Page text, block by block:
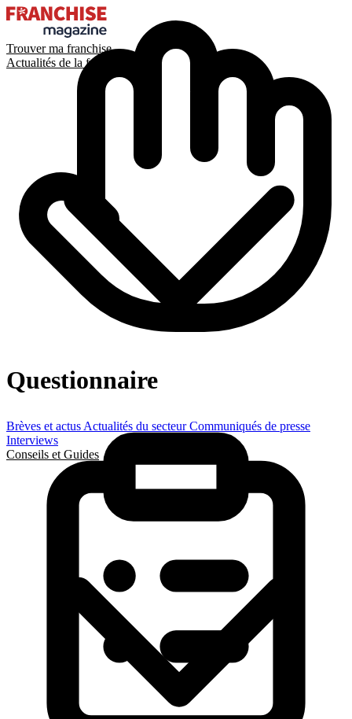
Trouver ma franchise
Actualités de la franchise
Brèves et actus Actualités du secteurCommuniqués de presse
Interviews
Conseils et Guides
Questionnaire